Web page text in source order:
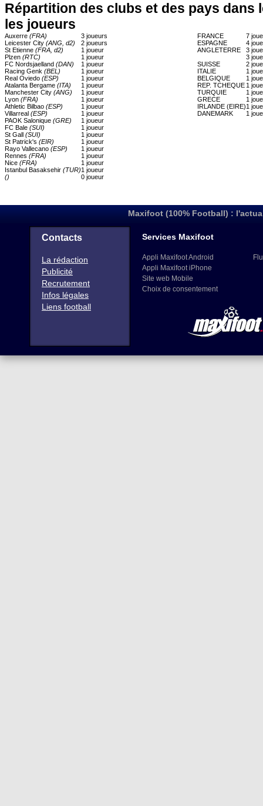
Répartition des clubs et des pays dans
les joueurs
Auxerre (FRA)
3 joueurs
Leicester City (ANG, d2)
2 joueurs
St Etienne (FRA, d2)
1 joueur
Plzen (RTC)
1 joueur
FC Nordsjaelland (DAN)
1 joueur
Racing Genk (BEL)
1 joueur
Real Oviedo (ESP)
1 joueur
Atalanta Bergame (ITA)
1 joueur
Manchester City (ANG)
1 joueur
Lyon (FRA)
1 joueur
Athletic Bilbao (ESP)
1 joueur
Villarreal (ESP)
1 joueur
PAOK Salonique (GRE)
1 joueur
FC Bale (SUI)
1 joueur
St Gall (SUI)
1 joueur
St Patrick's (EIR)
1 joueur
Rayo Vallecano (ESP)
1 joueur
Rennes (FRA)
1 joueur
Nice (FRA)
1 joueur
Istanbul Basaksehir (TUR)1 joueur
()
0 joueur
FRANCE
7
ESPAGNE
4
ANGLETERRE
3
3
SUISSE
2
ITALIE
1
BELGIQUE
1
REP. TCHEQUE 1
TURQUIE
1
GRECE
1
IRLANDE (EIRE)1
DANEMARK
1
Maxifoot (100% Football) :
Contacts
La rédaction
Publicité
Recrutement
Infos légales
Liens football
Services Maxifoot
Appli Maxifoot Android
Appli Maxifoot iPhone
Site web Mobile
Choix de consentement